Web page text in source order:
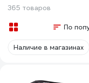
365 товаров
По
Наличие в магазинах